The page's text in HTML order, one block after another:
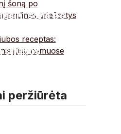
šoną po
priežastys
sriubos
peržiūrėta